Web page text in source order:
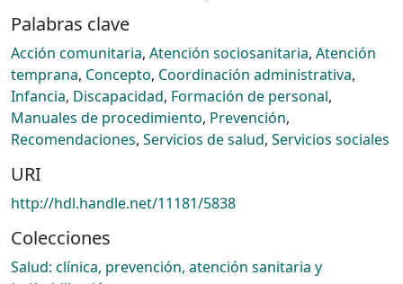
Palabras clave
Acción comunitaria, Atención sociosanitaria, Atención
temprana, Concepto, Coordinación administrativa,
Infancia, Discapacidad, Formación de personal,
Manuales de procedimiento, Prevención,
Recomendaciones, Servicios de salud, Servicios sociales
URI
http://hdl.handle.net/11181/5838
Colecciones
Salud: clínica, prevención, atención sanitaria y